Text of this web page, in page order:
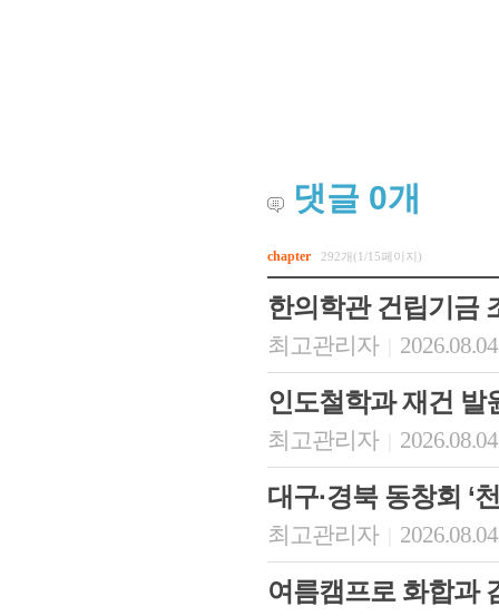
댓글 0개
chapter 292개(1/15페이지)
한의학관 건립기금
최고관리자
인도철학과 재건 발
최고관리자
대구·경북 동창회 ‘
최고관리자
여름캠프로 화합과